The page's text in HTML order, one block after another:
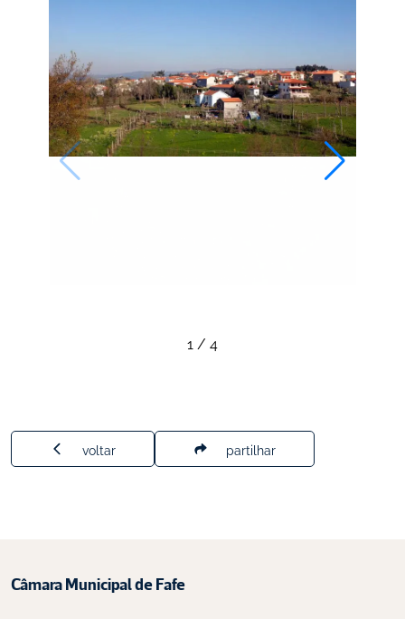
1 / 4
voltar partilhar
Câmara Municipal de Fafe